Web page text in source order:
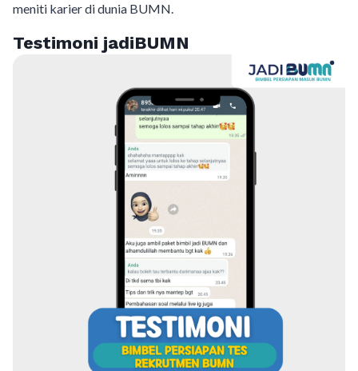
meniti karier di dunia BUMN.
Testimoni jadiBUMN